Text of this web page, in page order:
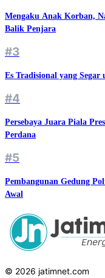
Mengaku Anak Korban,
Balik Penjara
#3
Es Tradisional yang Segar
#4
Persebaya Juara Piala
Perdana
#5
Pembangunan Gedung
Awal
© 2026 jatimnet.com